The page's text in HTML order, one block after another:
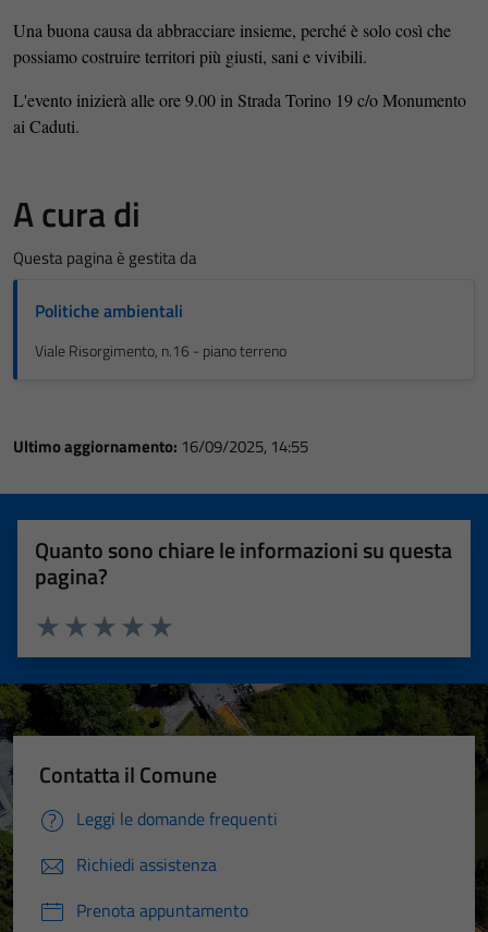
Una buona causa da abbracciare insieme, perché è solo così che
possiamo costruire territori più giusti, sani e vivibili.
L'evento inizierà alle ore 9.00 in Strada Torino 19 c/o Monumento
ai Caduti.
A cura di
Questa pagina è gestita da
Politiche ambientali
Viale Risorgimento, n.16 - piano terreno
Ultimo aggiornamento: 16/09/2025, 14:55
Quanto sono chiare le informazioni su questa
pagina?
Valuta 5 stelle su 5
Valuta 4 stelle su 5
Valuta 3 stelle su 5
Valuta 2 stelle su 5
Valuta 1 stelle su 5
Contatta il Comune
Leggi le domande frequenti
Richiedi assistenza
Prenota appuntamento